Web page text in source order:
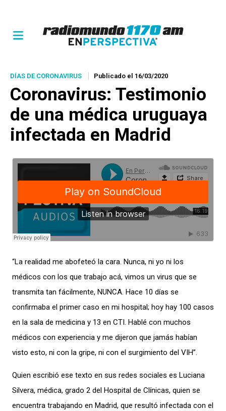
DÍAS DE CORONAVIRUS Publicado el 16/03/2020
Coronavirus: Testimonio
de una médica uruguaya
infectada en Madrid
“La realidad me abofeteó la cara. Nunca, ni yo ni los
médicos con los que trabajo acá, vimos un virus que se
transmita tan fácilmente, NUNCA. Hace 10 días se
confirmaba el primer caso en mi hospital; hoy hay 100 casos
en la sala de medicina y 13 en CTI. Hablé con muchos
médicos con experiencia y me dijeron que jamás habían
visto esto, ni con la gripe, ni con el surgimiento del VIH”.
Quien escribió ese texto en sus redes sociales es Luciana
Silvera, médica, grado 2 del Hospital de Clínicas, quien se
encuentra trabajando en Madrid, que resultó infectada con el